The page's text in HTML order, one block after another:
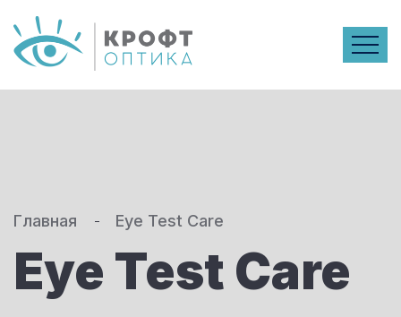
Главная Eye Test Care
Eye Test Care